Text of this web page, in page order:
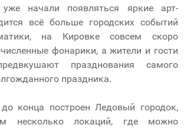
начали появляться яркие арт-
всё больше городских событий
на Кировке совсем скоро
фонарики, а жители и гости
празднования самого
праздника.
конца построен Ледовый городок,
несколько локаций, где можно